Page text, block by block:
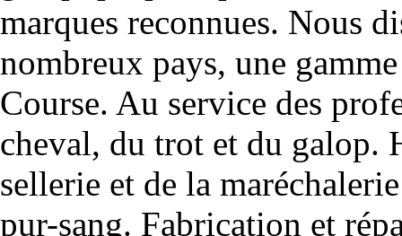
marques reconnues. Nous
nombreux pays, une
Course. Au service des
cheval, du trot et du galop.
sellerie et de la
pur-sang. Fabrication et